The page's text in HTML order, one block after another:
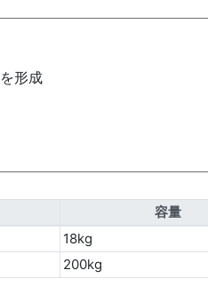
形成
容量
18kg
200kg